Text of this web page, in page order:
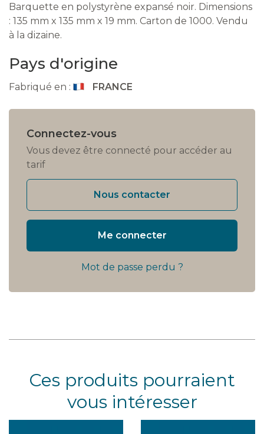
Barquette en polystyrène expansé noir. Dimensions
: 135 mm x 135 mm x 19 mm. Carton de 1000. Vendu
à la dizaine.
Pays d'origine
Fabriqué en : FRANCE
Connectez-vous
Vous devez être connecté pour accéder au
tarif
Nous contacter
Me connecter
Mot de passe perdu ?
Ces produits pourraient
vous intéresser